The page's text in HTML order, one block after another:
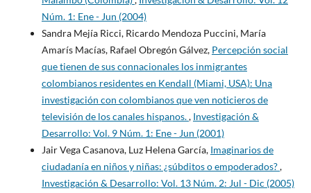
Núm. 1: Ene - Jun (2004)
Sandra Mejía Ricci, Ricardo Mendoza Puccini, María
Amarís Macías, Rafael Obregón Gálvez, Percepción social
que tienen de sus connacionales los inmigrantes
colombianos residentes en Kendall (Miami, USA): Una
investigación con colombianos que ven noticieros de
televisión de los canales hispanos., Investigación &
Desarrollo: Vol. 9 Núm. 1: Ene - Jun (2001)
Jair Vega Casanova, Luz Helena García, Imaginarios de
ciudadanía en niños y niñas: ¿súbditos o empoderados?,
Investigación & Desarrollo: Vol. 13 Núm. 2: Jul - Dic (2005)